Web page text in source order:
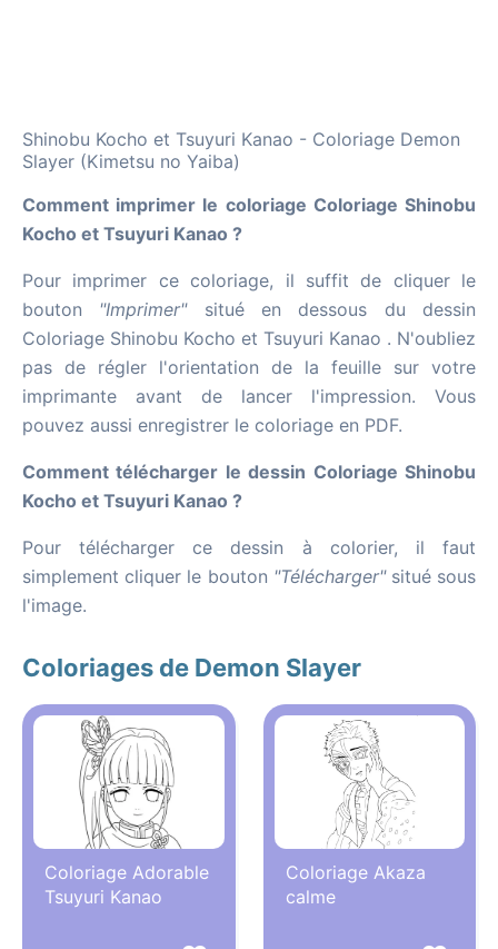
Shinobu Kocho et Tsuyuri Kanao - Coloriage Demon
Slayer (Kimetsu no Yaiba)
Comment imprimer le coloriage Coloriage Shinobu
Kocho et Tsuyuri Kanao ?
Pour imprimer ce coloriage, il suffit de cliquer le
bouton "Imprimer"situé en dessous du dessin
Coloriage Shinobu Kocho et Tsuyuri Kanao . N'oubliez
pas de régler l'orientation de la feuille sur votre
imprimante avant de lancer l'impression. Vous
pouvez aussi enregistrer le coloriage en PDF.
Comment télécharger le dessin Coloriage Shinobu
Kocho et Tsuyuri Kanao ?
Pour télécharger ce dessin à colorier, il faut
simplement cliquer le bouton "Télécharger"situé sous
l'image.
Coloriages de Demon Slayer
Coloriage Adorable
Tsuyuri Kanao
Coloriage Akaza
calme